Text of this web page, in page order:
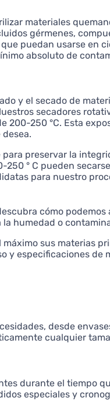
materiales
gérmenes,
puedan usarse en
absoluto de
y el secado de
secadores
200-250 °C. Esta
preservar la
° C pueden
para nuestro
cómo podemos
humedad o
sus materias
y especificaciones de
desde
cualquier
durante el tiempo
especiales y